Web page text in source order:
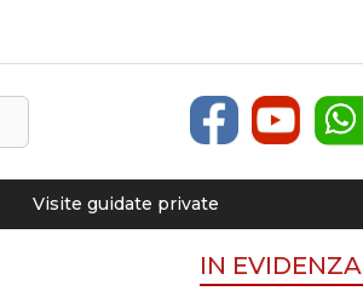
Visite guidate private
IN EVIDENZA